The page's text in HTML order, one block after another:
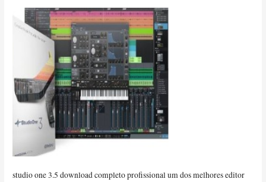
studio one 3.5 download completo profissional um dos melhores editor